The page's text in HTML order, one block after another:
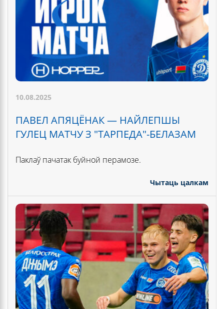
10.08.2025
ПАВЕЛ АПЯЦЁНАК — НАЙЛЕПШЫ
ГУЛЕЦ МАТЧУ З "ТАРПЕДА"-БЕЛАЗАМ
Паклаў пачатак буйной перамозе.
Чытаць цалкам